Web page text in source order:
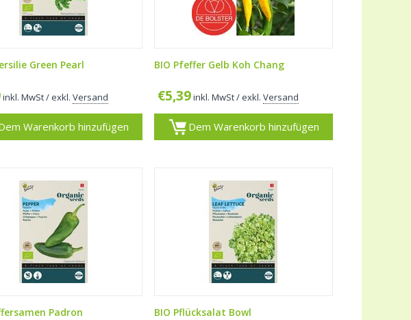
Green Pearl
inkl. MwSt/ exkl.Versand
Warenkorb hinzufügen
BIO Pfeffer Gelb Koh Chang
€5,39inkl. MwSt/ exkl. Versand
Dem Warenkorb hinzufügen
Padron BIO Pflücksalat Bowl